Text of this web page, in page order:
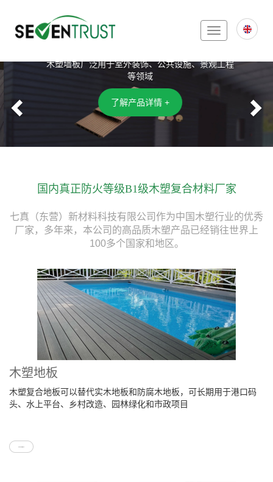
Toggle
navigation
木塑复合墙板
木塑墙板广泛用于室外装饰、公共设施、景观工程
等领域
了解产品详情 +
Previous
国内真正防火等级B1级木塑复合材料厂家
七真（东营）新材料科技有限公司作为中国木塑行业的优秀
厂家，多年来，本公司的高品质木塑产品已经销往世界上
100多个国家和地区。
木塑地板
木塑复合地板可以替代实木地板和防腐木地板，可长期用于港口码
头、水上平台、乡村改造、园林绿化和市政项目